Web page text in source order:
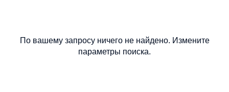
По вашему запросу ничего не найдено. Измените
параметры поиска.